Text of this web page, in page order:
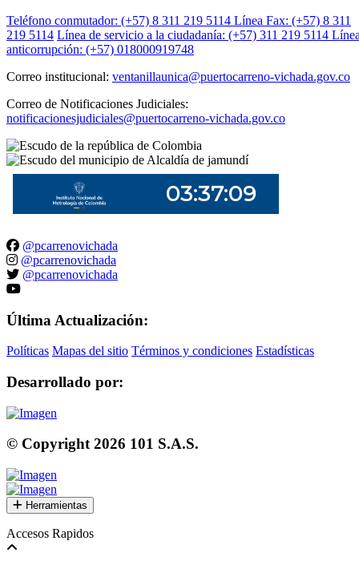
Teléfono conmutador: (+57) 8 311 219 5114 Línea Fax: (+57) 8 311
219 5114 Línea de servicio a la ciudadanía: (+57) 311 219 5114
anticorrupción: (+57) 018000919748
Correo institucional: ventanillaunica@puertocarreno-vichada.gov.co
Correo de Notificaciones Judiciales:
notificacionesjudiciales@puertocarreno-vichada.gov.co
@pcarrenovichada
@pcarrenovichada
@pcarrenovichada
Última Actualización:
Políticas Mapas del sitio Términos y condiciones Estadísticas
Desarrollado por:
© Copyright2026 101 S.A.S.
Herramientas
Accesos Rapidos